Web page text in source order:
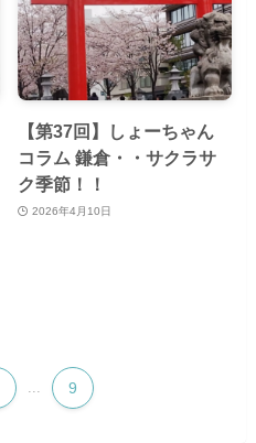
【第37回】しょーちゃん
コラム 鎌倉・・サクラサ
ク季節！！
2026年4月10日
... 9